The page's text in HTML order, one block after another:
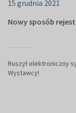
15 grudnia 2021
Nowy sposób
Ruszył elektroniczny
Wystawcy!